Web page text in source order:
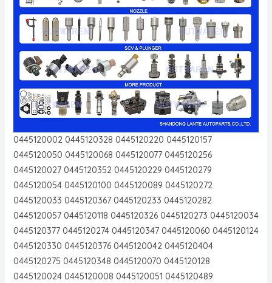
0445120002 0445120328 0445120220 0445120157
0445120050 0445120068 0445120077 0445120256
0445120027 0445120352 0445120229 0445120279
0445120054 0445120100 0445120089 0445120272
0445120033 0445120367 0445120233 0445120282
0445120057 0445120118 0445120326 0445120273 0445120034
0445120377 0445120274 0445120347 0445120060 0445120124
0445120330 0445120376 0445120042 0445120404
0445120275 0445120348 0445120070 0445120128
0445120024 0445120008 0445120051 0445120489